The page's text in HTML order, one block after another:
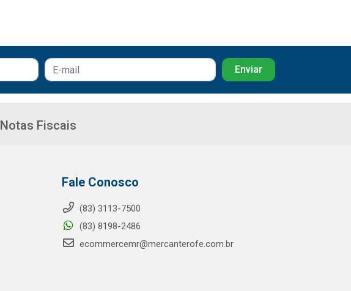
Notas Fiscais
Fale Conosco
(83) 3113-7500
(83) 8198-2486
ecommercemr@mercanterofe.com.br